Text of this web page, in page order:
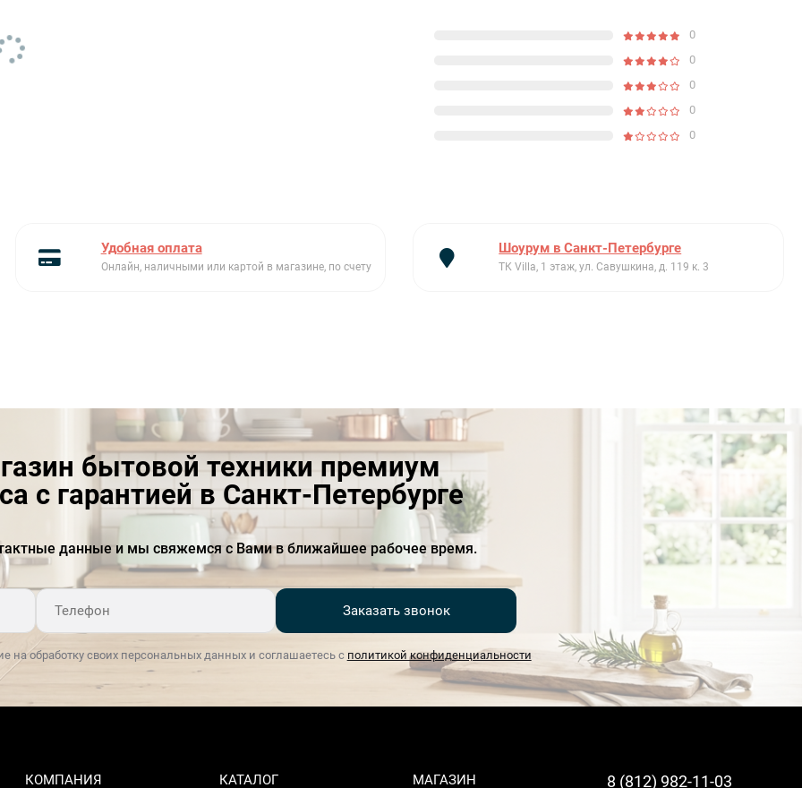
Расположение крыла
Ширина шкафа (см) 65
0
0
0
0
0
Удобная оплата
Онлайн, наличными или картой в магазине, по счету
Шоурум в Санкт-Петербурге
ТК Villa, 1 этаж, ул. Савушкина, д. 119 к. 3
бытовой техники премиум
с гарантией в Санкт-Петербурге
данные и мы свяжемся с Вами в ближайшее рабочее время.
Заказать звонок
на обработку своих персональных данных и соглашаетесь с политикой конфиденциальности
КОМПАНИЯ КАТАЛОГ МАГАЗИН 8 (812) 982-11-03